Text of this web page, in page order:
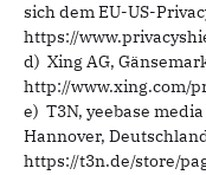
sich dem EU-US-
https://
d) Xing AG,
http://www.xing.com/
e) T3N, yeebase
Hannover,
https://t3n.de/store/